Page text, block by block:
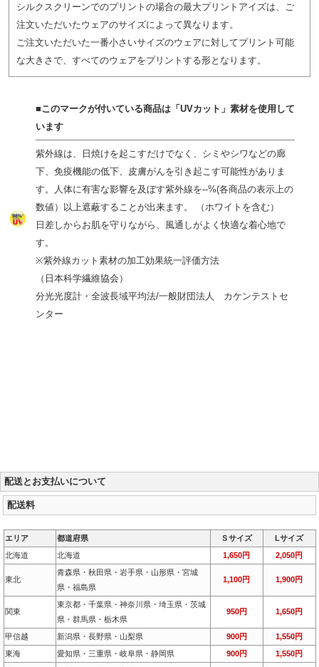
シルクスクリーンでのプリントの場合の最大プリントアイズは、ご
注文いただいたウェアのサイズによって異なります。
ご注文いただいた一番小さいサイズのウェアに対してプリント可能
な大きさで、すべてのウェアをプリントする形となります。
■このマークが付いている商品は「UVカット」素材を使用して
います
紫外線は、日焼けを起こすだけでなく、シミやシワなどの廊
下、免疫機能の低下、皮膚がんを引き起こす可能性がありま
す。人体に有害な影響を及ぼす紫外線を--%(各商品の表示上の
数値）以上遮蔽することが出来ます。 （ホワイトを含む）
日差しからお肌を守りながら、風通しがよく快適な着心地で
す。
※紫外線カット素材の加工効果統一評価方法
（日本科学繊維協会）
分光光度計・全波長域平均法/一般財団法人 カケンテストセ
ンター
配送とお支払いについて
配送料
エリア 都道府県 Ｓサイズ
Lサイズ
北海道
北海道 1,650円 2,050円
東北
青森県・秋田県・岩手県・山形県・宮城
県・福島県
1,100円 1,900円
関東
東京都・千葉県・神奈川県・埼玉県・茨城
県・群馬県・栃木県
950円 1,650円
甲信越 新潟県・長野県・山梨県 900円
1,550円
東海
愛知県・三重県・岐阜県・静岡県 900円
1,550円